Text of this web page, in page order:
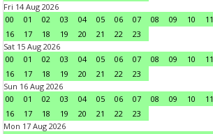
Fri 14 Aug 2026
00
01 02 03 04 05 06 07 08 09 10 11
16
17 18 19 20 21 22
23
Sat 15 Aug 2026
00
01 02 03 04 05 06 07 08 09 10 11
16
17 18 19 20 21 22
23
Sun 16 Aug 2026
00
01 02 03 04 05 06 07 08 09 10 11
16
17 18 19 20 21 22
23
Mon 17 Aug 2026